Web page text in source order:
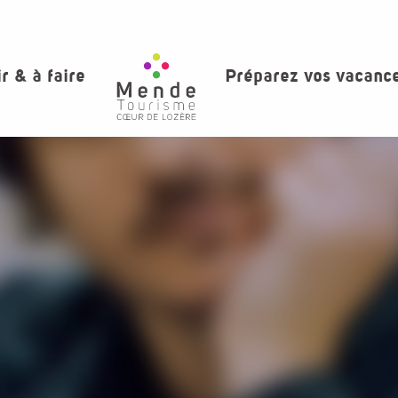
& à faire Préparez vos